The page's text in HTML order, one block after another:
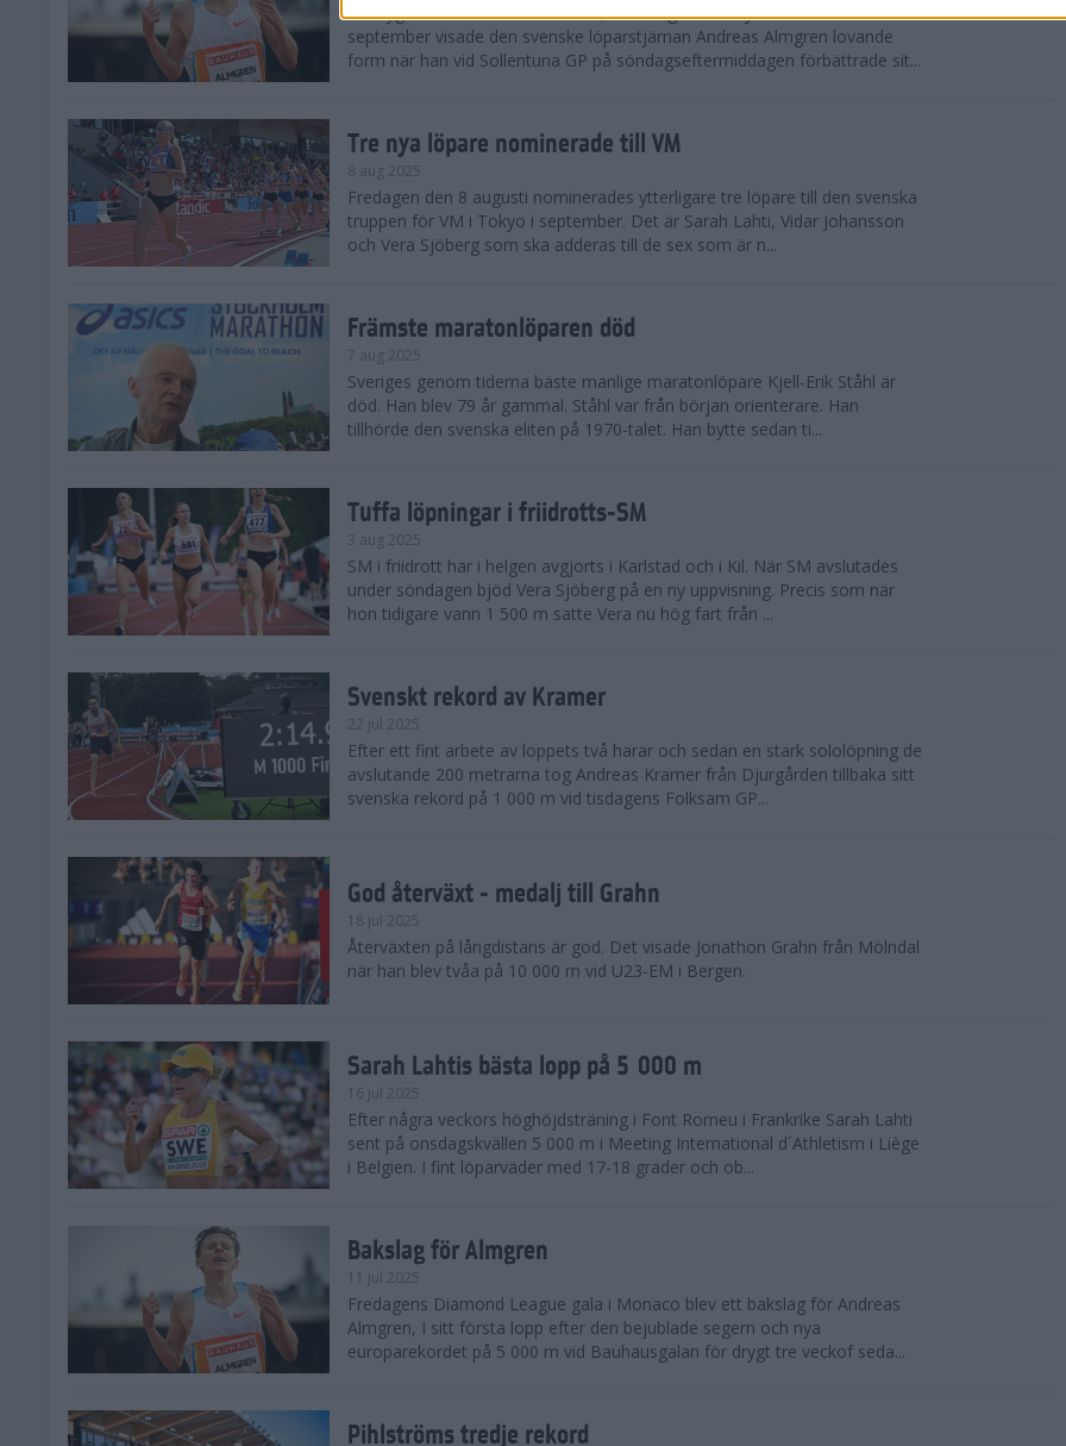
En dryg månad före friidrotts-VM, som avgörs i Tokyo den 13-21
september visade den svenske löparstjärnan Andreas Almgren lovande
form när han vid Sollentuna GP på söndagseftermiddagen förbättrade sit...
Tre nya löpare nominerade till VM
8 aug 2025
Fredagen den 8 augusti nominerades ytterligare tre löpare till den svenska
truppen för VM i Tokyo i september. Det är Sarah Lahti, Vidar Johansson
och Vera Sjöberg som ska adderas till de sex som är n...
Främste maratonlöparen död
7 aug 2025
Sveriges genom tiderna bäste manlige maratonlöpare Kjell-Erik Ståhl är
död. Han blev 79 år gammal. Ståhl var från början orienterare. Han
tillhörde den svenska eliten på 1970-talet. Han bytte sedan ti...
Tuffa löpningar i friidrotts-SM
3 aug 2025
SM i friidrott har i helgen avgjorts i Karlstad och i Kil. När SM avslutades
under söndagen bjöd Vera Sjöberg på en ny uppvisning. Precis som när
hon tidigare vann 1 500 m satte Vera nu hög fart från ...
Svenskt rekord av Kramer
22 jul 2025
Efter ett fint arbete av loppets två harar och sedan en stark sololöpning de
avslutande 200 metrarna tog Andreas Kramer från Djurgården tillbaka sitt
svenska rekord på 1 000 m vid tisdagens Folksam GP...
God återväxt - medalj till Grahn
18 jul 2025
Återväxten på långdistans är god. Det visade Jonathon Grahn från Mölndal
när han blev tvåa på 10 000 m vid U23-EM i Bergen.
Sarah Lahtis bästa lopp på 5 000 m
16 jul 2025
Efter några veckors höghöjdsträning i Font Romeu i Frankrike Sarah Lahti
sent på onsdagskvällen 5 000 m i Meeting International d´Athletism i Liège
i Belgien. I fint löparväder med 17-18 grader och ob...
Bakslag för Almgren
11 jul 2025
Fredagens Diamond League gala i Monaco blev ett bakslag för Andreas
Almgren, I sitt första lopp efter den bejublade segern och nya
europarekordet på 5 000 m vid Bauhausgalan för drygt tre veckof seda...
Pihlströms tredje rekord